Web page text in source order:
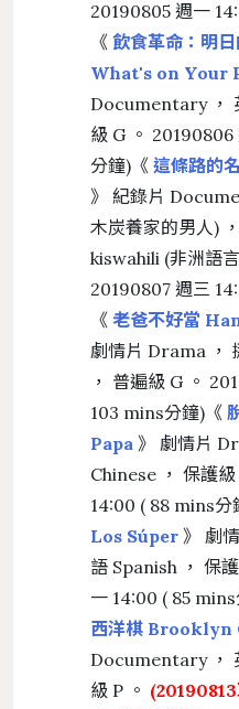
20190805 週一
《 飲食革命：明
What's on Your
Documentary ，
級 G 。
分鐘)《 這條路的
》 紀錄片
木炭養家的男人)
kiswahili (非洲語
20190807 週三
《 老爸不好當
劇情片 Drama ，
， 普遍級 G 。
103 mins分鐘)《
Papa 》 劇情片
Chinese ， 保護
14:00 ( 88 mins分
Los Súper 》 劇
語 Spanish ， 保
一 14:00 ( 85
西洋棋 Brooklyn
Documentary ，
級 P 。